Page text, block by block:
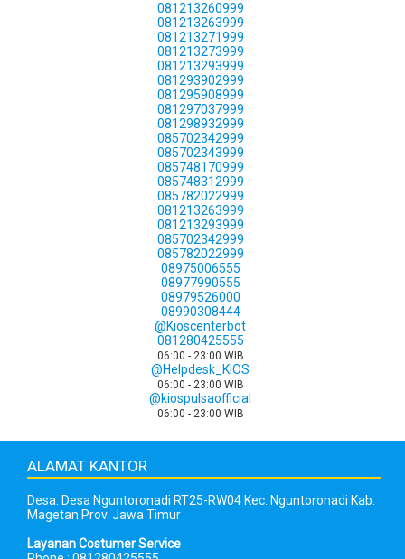
081213260999
081213263999
081213271999
081213273999
081213293999
081293902999
081295908999
081297037999
081298932999
085702342999
085702343999
085748170999
085748312999
085782022999
081213263999
081213293999
085702342999
085782022999
08975006555
08977990555
08979526000
08990308444
@Kioscenterbot
081280425555
06:00 - 23:00 WIB
@Helpdesk_KIOS
06:00 - 23:00 WIB
@kiospulsaofficial
06:00 - 23:00 WIB
ALAMAT KANTOR
Desa: Desa Nguntoronadi RT25-RW04 Kec. Nguntoronadi Kab.
Magetan Prov. Jawa Timur
Layanan Costumer Service